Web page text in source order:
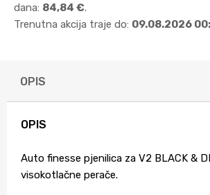
dana: 84,84 €.
Trenutna akcija traje do: 09.08.2026
OPIS
OPIS
Auto finesse pjenilica za V2 BLACK &
visokotlačne perače.